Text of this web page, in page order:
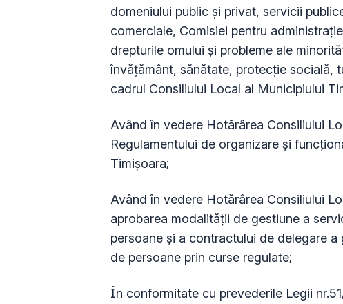
domeniului public şi privat, servicii
comerciale, Comisiei pentru
drepturile omului şi probleme ale
învăţământ, sănătate, protecţie socială,
cadrul Consiliului Local al Municipiului
Având în vedere Hotărârea Consiliului
Regulamentului de organizare și
Timișoara;
Având în vedere Hotărârea Consiliului
aprobarea modalităţii de gestiune a
persoane şi a contractului de delegare
de persoane prin curse regulate;
În conformitate cu prevederile Legii